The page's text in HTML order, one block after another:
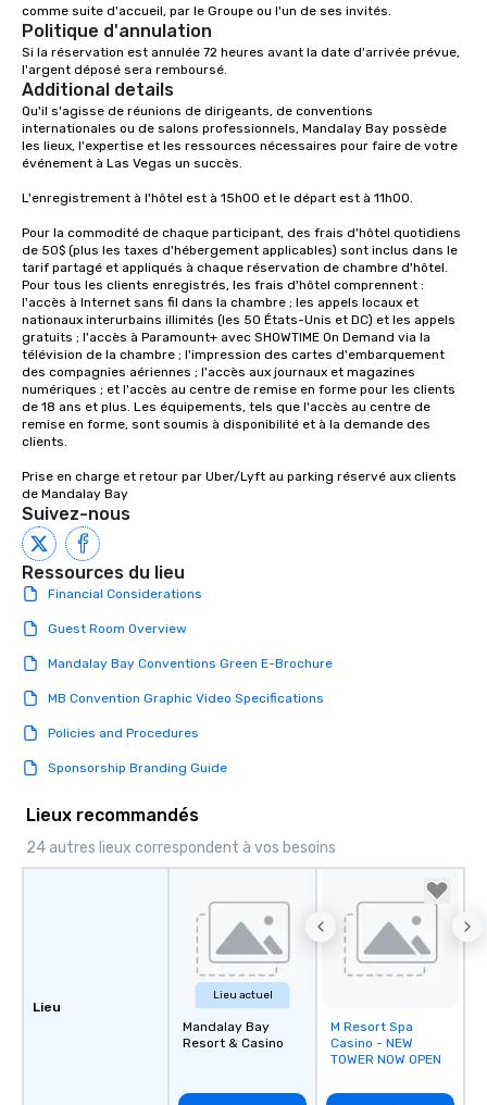
comme suite d'accueil, par le Groupe ou l'un de ses invités.
Politique d'annulation
Si la réservation est annulée 72 heures avant la date d'arrivée prévue,
l'argent déposé sera remboursé.
Additional details
Qu'il s'agisse de réunions de dirigeants, de conventions
internationales ou de salons professionnels, Mandalay Bay possède
les lieux, l'expertise et les ressources nécessaires pour faire de votre
événement à Las Vegas un succès.
L'enregistrement à l'hôtel est à 15h00 et le départ est à 11h00.
Pour la commodité de chaque participant, des frais d'hôtel quotidiens
de 50$ (plus les taxes d'hébergement applicables) sont inclus dans le
tarif partagé et appliqués à chaque réservation de chambre d'hôtel.
Pour tous les clients enregistrés, les frais d'hôtel comprennent :
l'accès à Internet sans fil dans la chambre ; les appels locaux et
nationaux interurbains illimités (les 50 États-Unis et DC) et les appels
gratuits ; l'accès à Paramount+ avec SHOWTIME On Demand via la
télévision de la chambre ; l'impression des cartes d'embarquement
des compagnies aériennes ; l'accès aux journaux et magazines
numériques ; et l'accès au centre de remise en forme pour les clients
de 18 ans et plus. Les équipements, tels que l'accès au centre de
remise en forme, sont soumis à disponibilité et à la demande des
clients.
Prise en charge et retour par Uber/Lyft au parking réservé aux clients
de Mandalay Bay
Suivez-nous
Ressources du lieu
Financial Considerations
Guest Room Overview
Mandalay Bay Conventions Green E-Brochure
MB Convention Graphic Video Specifications
Policies and Procedures
Sponsorship Branding Guide
Lieux recommandés
24 autres lieux correspondent à vos besoins
Lieu
Lieu actuel
Mandalay Bay
Resort & Casino
Removed from
favorites
M Resort Spa
Casino - NEW
TOWER NOW OPEN